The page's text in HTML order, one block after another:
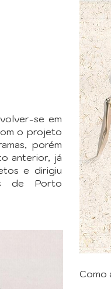
se em
o projeto
porém
anterior, já
e dirigiu
de Porto
Como